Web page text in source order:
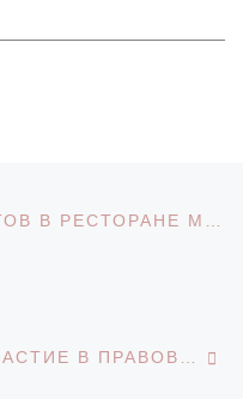
ВАКАНСИИ ДЛЯ СТУДЕНТОВ В РЕСТОРАНЕ MCDONALD’S®️
ПРИГЛАШАЕМ ПРИНЯТЬ УЧАСТИЕ В ПРАВОВОЙ СПАРТАКИАДЕ